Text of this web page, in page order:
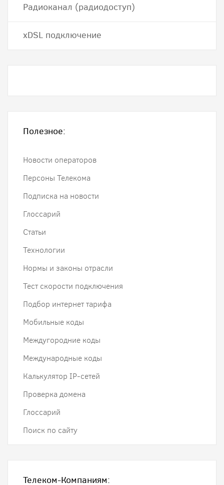
Радиоканал (радиодоступ)
хDSL подключение
Полезное:
Новости операторов
Персоны Телекома
Подписка на новости
Глоссарий
Статьи
Технологии
Нормы и законы отрасли
Тест скорости подключения
Подбор интернет тарифа
Мобильные коды
Междугородние коды
Международные коды
Калькулятор IP-сетей
Проверка домена
Глоссарий
Поиск по сайту
Телеком-Компаниям: